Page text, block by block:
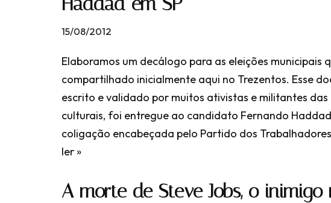
15/08/2012
Elaboramos um decálogo para as eleições municipais
compartilhado inicialmente aqui no Trezentos. Esse
escrito e validado por muitos ativistas e militantes das
culturais, foi entregue ao candidato Fernando
coligação encabeçada pelo Partido dos Trabalhadores
ler »
A morte de Steve Jobs, o inimigo